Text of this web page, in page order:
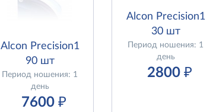
Alcon Precision1
90 шт
Период ношения: 1
день
7600₽
Alcon Precision1
30 шт
Период ношения: 1
день
2800₽